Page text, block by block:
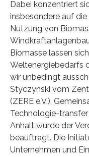
Dabei konzentriert
insbesondere auf
Nutzung von
Biomasse lassen
Weltenergiebedarfs
wir unbedingt
Styczynski vom
(ZERE e.V.).
Technologie-
Anhalt wurde der
beauftragt. Die
Unternehmen und